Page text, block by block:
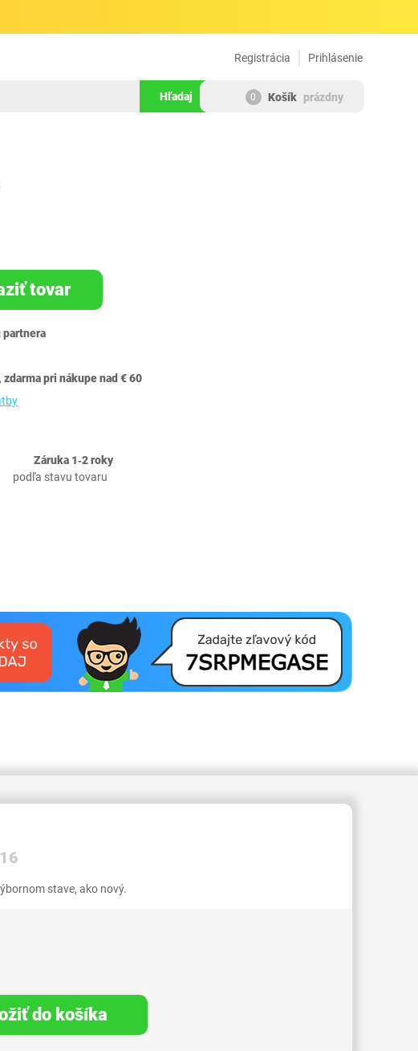
Prihlásenie
Registrácia
Hľadaj 0 Košík prázdny
tovar
partnera
zdarma pri nákupe nad € 60
Záruka 1‐2 roky
podľa stavu tovaru
stave, ako nový.
do košíka